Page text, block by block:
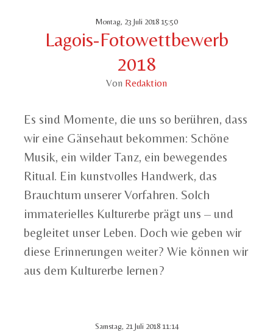
Montag, 23 Juli 2018 15:50
Lagois-Fotowettbewerb
2018
Von Redaktion
Es sind Momente, die uns so berühren, dass
wir eine Gänsehaut bekommen: Schöne
Musik, ein wilder Tanz, ein bewegendes
Ritual. Ein kunstvolles Handwerk, das
Brauchtum unserer Vorfahren. Solch
immaterielles Kulturerbe prägt uns – und
begleitet unser Leben. Doch wie geben wir
diese Erinnerungen weiter? Wie können wir
aus dem Kulturerbe lernen?
Samstag, 21 Juli 2018 11:14